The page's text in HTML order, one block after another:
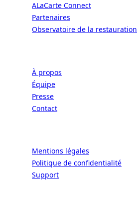
ALaCarte Connect
Partenaires
Observatoire de la restauration
À propos
Équipe
Presse
Contact
Mentions légales
Politique de confidentialité
Support